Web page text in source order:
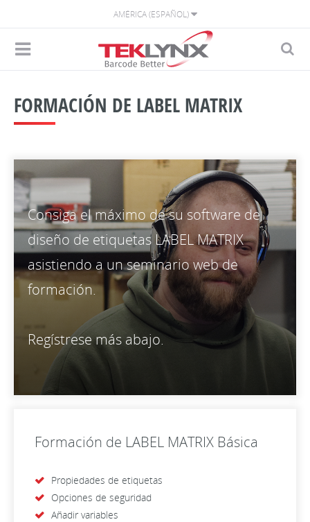
AMÉRICA (ESPAÑOL)
FORMACIÓN DE LABEL MATRIX
Consiga el máximo de su software de
diseño de etiquetas LABEL MATRIX
asistiendo a un seminario web de
formación.
Regístrese más abajo.
Formación de LABEL MATRIX Básica
Propiedades de etiquetas
Opciones de seguridad
Añadir variables